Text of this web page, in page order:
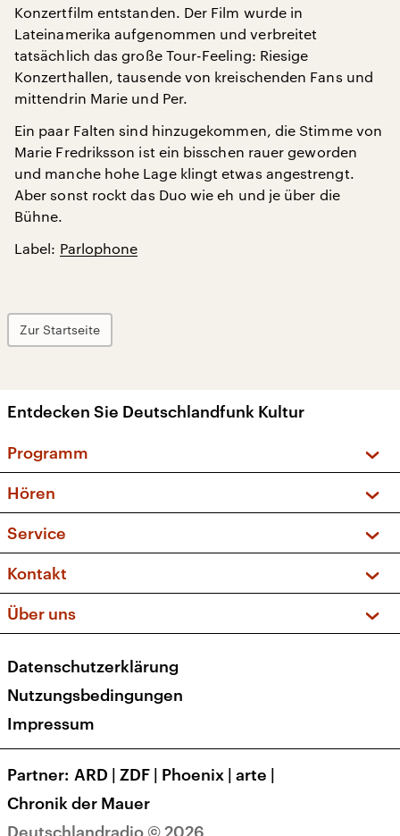
Konzertfilm entstanden. Der Film wurde in
Lateinamerika aufgenommen und verbreitet
tatsächlich das große Tour-Feeling: Riesige
Konzerthallen, tausende von kreischenden Fans und
mittendrin Marie und Per.
Ein paar Falten sind hinzugekommen, die Stimme von
Marie Fredriksson ist ein bisschen rauer geworden
und manche hohe Lage klingt etwas angestrengt.
Aber sonst rockt das Duo wie eh und je über die
Bühne.
Label: Parlophone
Zur Startseite
Entdecken Sie Deutschlandfunk Kultur
Programm
Sendungen und Podcasts
Musikliste
Kakadu – Das Kinderprogramm
Hören
Frequenzen (UKW + DAB+)
Service
FAQ
Apps
Newsletter
Veranstaltungen
Kontakt
Social Media
Über uns
Presse
Karriere
Transparenz
Deutschlandradio © 2026
Datenschutzerklärung
Nutzungsbedingungen
Impressum
Partner ARD | ZDF | Phoenix | arte |
Chronik der Mauer